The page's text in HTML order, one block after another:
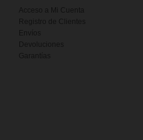
Acceso a Mi Cuenta
Registro de Clientes
Envíos
Devoluciones
Garantías